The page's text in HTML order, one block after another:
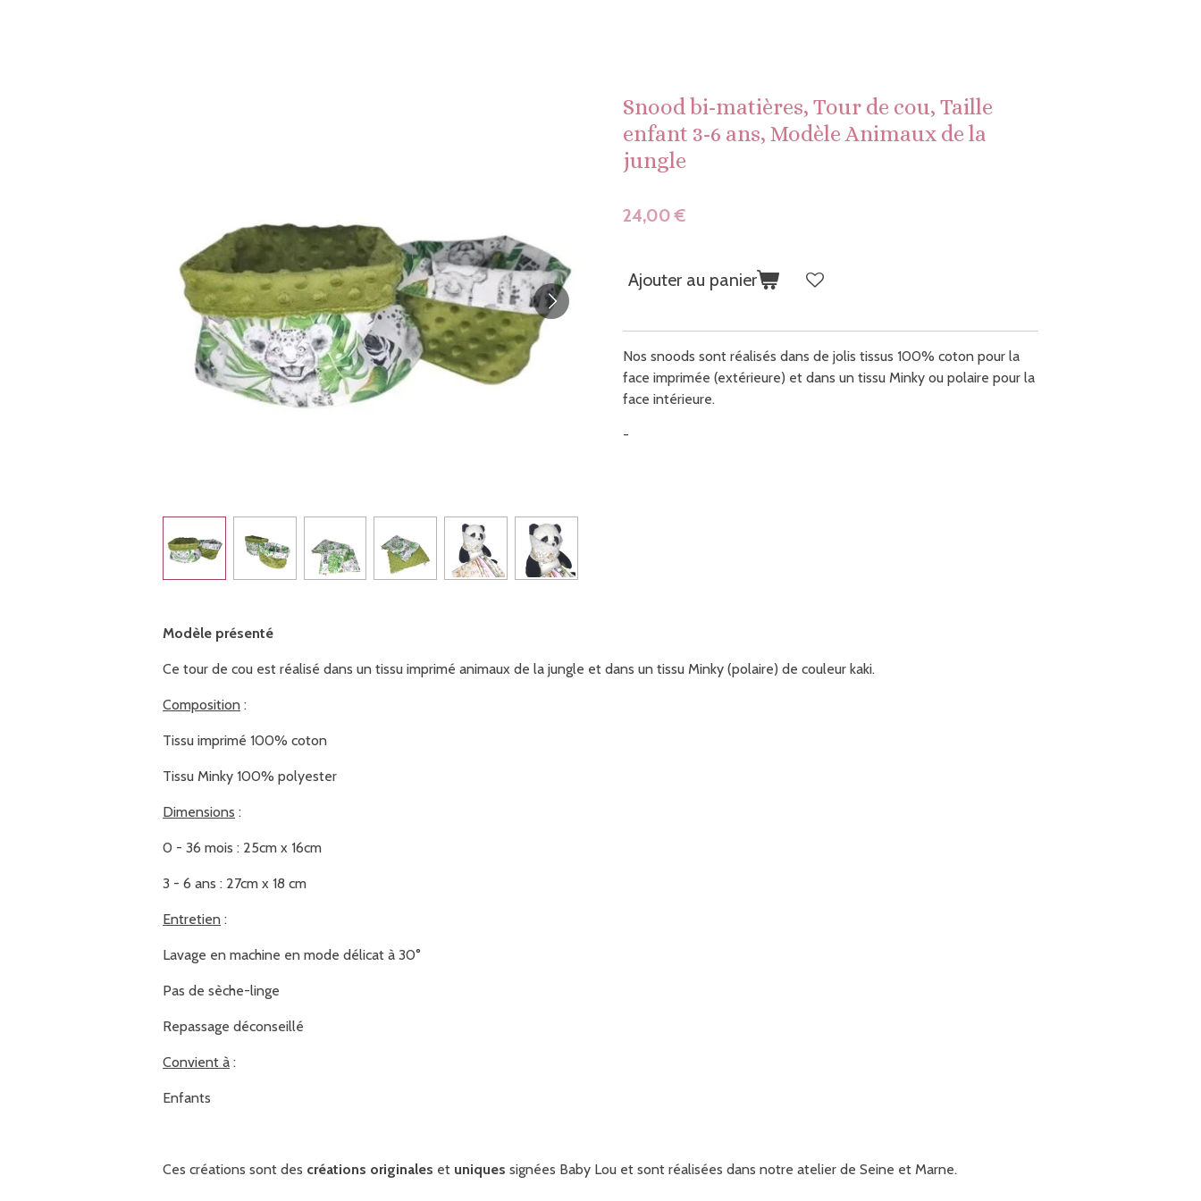
Snood bi-matières, Tour de cou, Taille
enfant 3-6 ans, Modèle Animaux de la
jungle
24,00 €
Ajouter au panier
Nos snoods sont réalisés dans de jolis tissus 100% coton pour la
face imprimée (extérieure) et dans un tissu Minky ou polaire pour la
face intérieure.
-
Modèle présenté
Ce tour de cou est réalisé dans un tissu imprimé animaux de la jungle et dans un tissu Minky (polaire) de couleur kaki.
Composition :
Tissu imprimé 100% coton
Tissu Minky 100% polyester
Dimensions :
0 - 36 mois : 25cm x 16cm
3 - 6 ans : 27cm x 18 cm
Entretien :
Lavage en machine en mode délicat à 30°
Pas de sèche-linge
Repassage déconseillé
Convient à :
Enfants
Ces créations sont des créations originales et uniques signées Baby Lou et sont réalisées dans notre atelier de Seine et Marne.